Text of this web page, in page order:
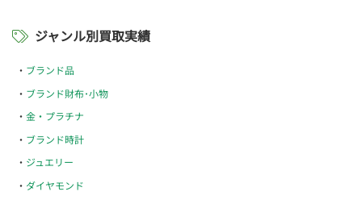
ジャンル別買取実績
ブランド品
ブランド財布･小物
金・プラチナ
ブランド時計
ジュエリー
ダイヤモンド